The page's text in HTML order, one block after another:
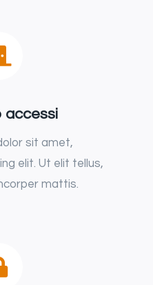
accessi
sit amet,
elit. Ut elit tellus,
mattis.